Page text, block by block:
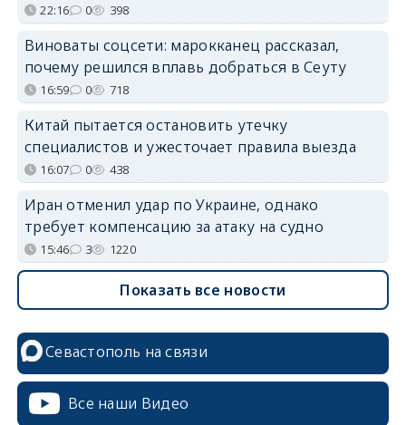
22:16 0 398
Виноваты соцсети: марокканец рассказал,
почему решился вплавь добраться в Сеуту
16:59 0 718
Китай пытается остановить утечку
специалистов и ужесточает правила выезда
16:07 0 438
Иран отменил удар по Украине, однако
требует компенсацию за атаку на судно
15:46 3 1220
Показать все новости
Севастополь на связи
Все наши Видео